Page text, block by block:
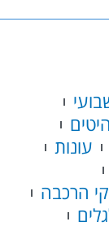
עונות
הרכבה